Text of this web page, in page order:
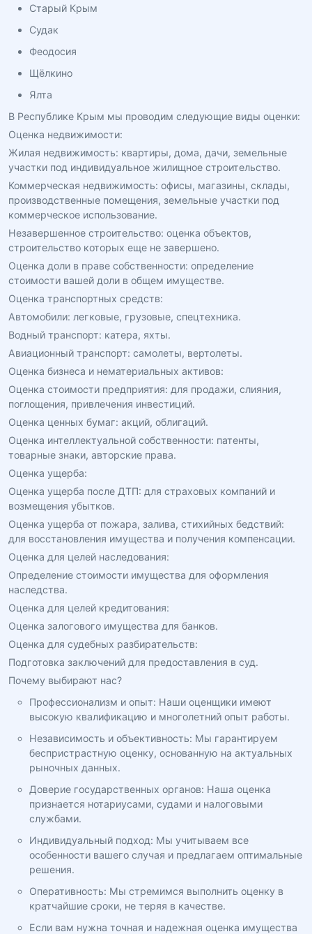
Старый Крым
Судак
Феодосия
Щёлкино
Ялта
В Республике Крым мы проводим следующие виды оценки:
Оценка недвижимости:
Жилая недвижимость: квартиры, дома, дачи, земельные
участки под индивидуальное жилищное строительство.
Коммерческая недвижимость: офисы, магазины, склады,
производственные помещения, земельные участки под
коммерческое использование.
Незавершенное строительство: оценка объектов,
строительство которых еще не завершено.
Оценка доли в праве собственности: определение
стоимости вашей доли в общем имуществе.
Оценка транспортных средств:
Автомобили: легковые, грузовые, спецтехника.
Водный транспорт: катера, яхты.
Авиационный транспорт: самолеты, вертолеты.
Оценка бизнеса и нематериальных активов:
Оценка стоимости предприятия: для продажи, слияния,
поглощения, привлечения инвестиций.
Оценка ценных бумаг: акций, облигаций.
Оценка интеллектуальной собственности: патенты,
товарные знаки, авторские права.
Оценка ущерба:
Оценка ущерба после ДТП: для страховых компаний и
возмещения убытков.
Оценка ущерба от пожара, залива, стихийных бедствий:
для восстановления имущества и получения компенсации.
Оценка для целей наследования:
Определение стоимости имущества для оформления
наследства.
Оценка для целей кредитования:
Оценка залогового имущества для банков.
Оценка для судебных разбирательств:
Подготовка заключений для предоставления в суд.
Почему выбирают нас?
Профессионализм и опыт: Наши оценщики имеют
высокую квалификацию и многолетний опыт работы.
Независимость и объективность: Мы гарантируем
беспристрастную оценку, основанную на актуальных
рыночных данных.
Доверие государственных органов: Наша оценка
признается нотариусами, судами и налоговыми
службами.
Индивидуальный подход: Мы учитываем все
особенности вашего случая и предлагаем оптимальные
решения.
Оперативность: Мы стремимся выполнить оценку в
кратчайшие сроки, не теряя в качестве.
Если вам нужна точная и надежная оценка имущества